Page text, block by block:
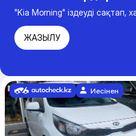
"Kia Morning" іздеуді
ЖАЗЫЛУ
Иесінен